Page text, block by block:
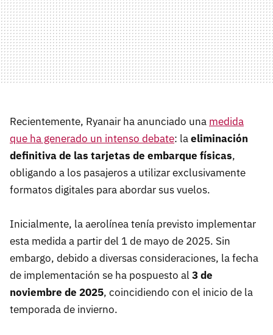
Recientemente, Ryanair ha anunciado una medida
que ha generado un intenso debate: laeliminación
definitiva de las tarjetas de embarque físicas,
obligando a los pasajeros a utilizar exclusivamente
formatos digitales para abordar sus vuelos.​
Inicialmente, la aerolínea tenía previsto implementar
esta medida a partir del 1 de mayo de 2025. Sin
embargo, debido a diversas consideraciones, la fecha
de implementación se ha pospuesto al 3 de
noviembre de 2025, coincidiendo con el inicio de la
temporada de invierno.